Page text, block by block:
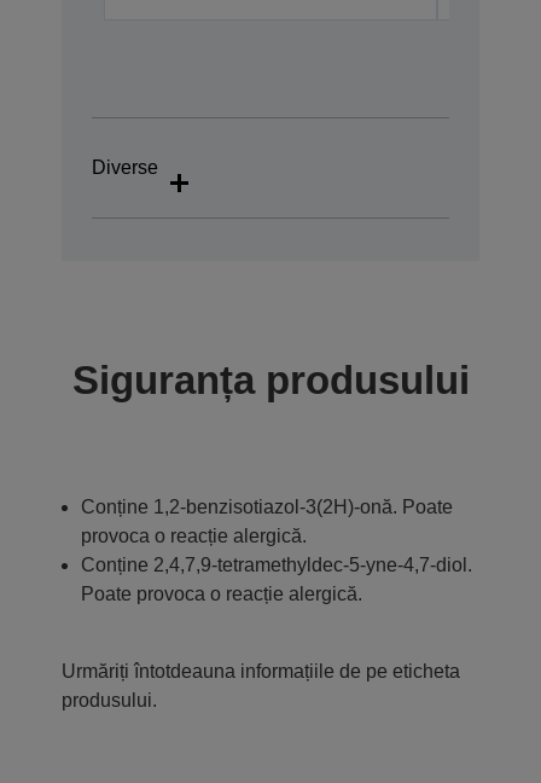
Diverse
Siguranța produsului
Conține 1,2-benzisotiazol-3(2H)-onă. Poate
provoca o reacție alergică.
Conține 2,4,7,9-tetramethyldec-5-yne-4,7-diol.
Poate provoca o reacție alergică.
Urmăriți întotdeauna informațiile de pe eticheta
produsului.